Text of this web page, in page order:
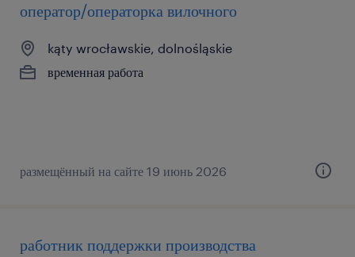
оператор/операторка вилочного
kąty wrocławskie, dolnośląskie
временная работа
размещённый на сайте 19 июнь 2026
работник поддержки производства